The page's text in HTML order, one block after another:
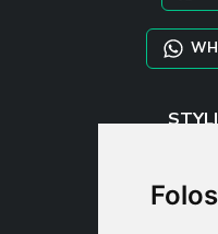
TAYLOR